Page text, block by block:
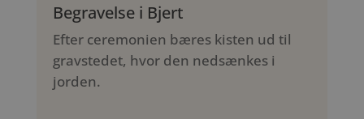
Begravelse i Bjert
Efter ceremonien bæres kisten ud til
gravstedet, hvor den nedsænkes i
jorden.